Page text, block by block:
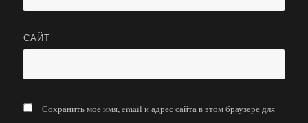
САЙТ
Сохранить моё имя, email и адрес сайта в этом браузере для